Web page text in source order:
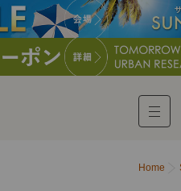
Home